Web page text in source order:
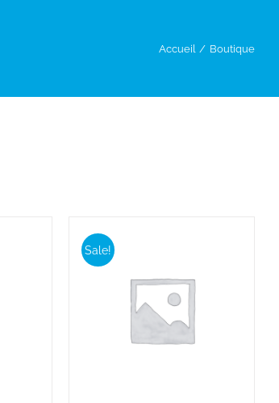
Accueil Boutique
Sale!